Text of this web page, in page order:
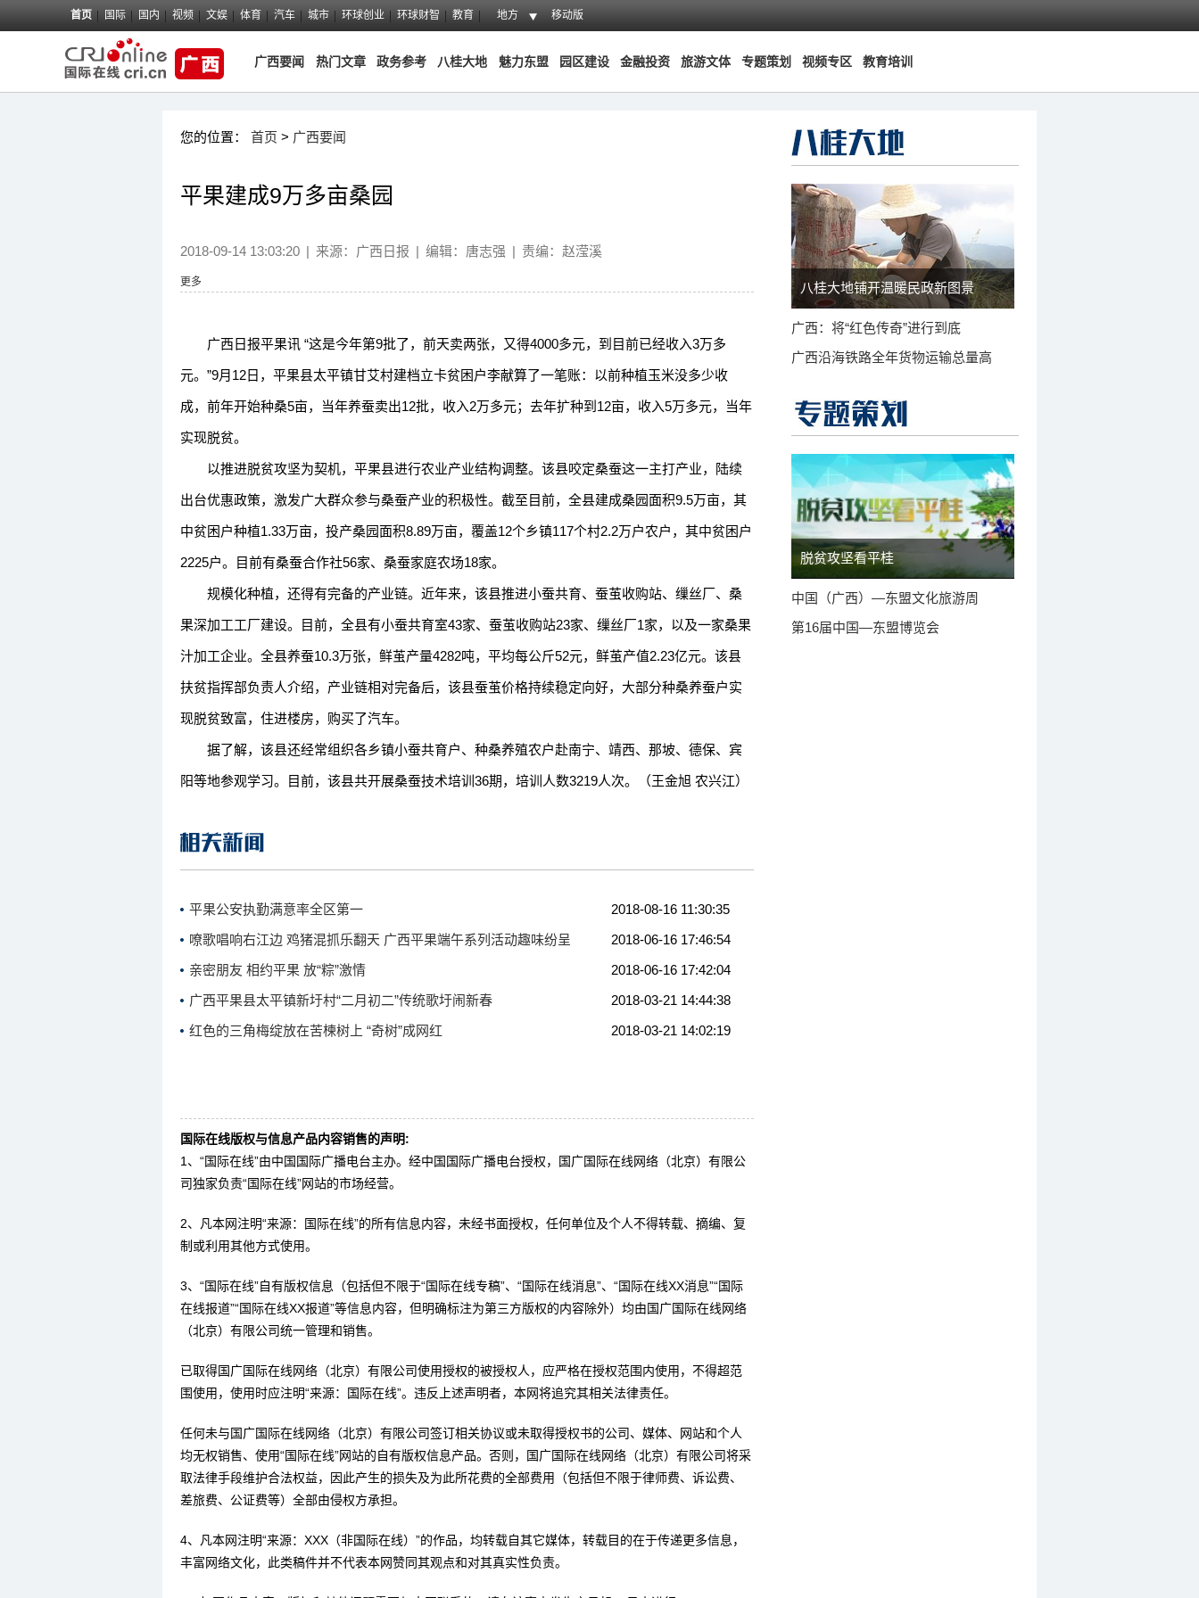
首页 国际 国内 视频 文娱 体育 汽车 城市 环球创业 环球财智 教育 地方 移动版
广西要闻 热门文章 政务参考 八桂大地 魅力东盟 园区建设 金融投资 旅游文体 专题策划 视频专区 教育培训
您的位置： 首页 > 广西要闻
平果建成9万多亩桑园
2018-09-14 13:03:20 | 来源： 广西日报 | 编辑：唐志强 | 责编：赵滢溪
更多
广西日报平果讯 “这是今年第9批了，前天卖两张，又得4000多元，到目前已经收入3万多
元。”9月12日，平果县太平镇甘艾村建档立卡贫困户李献算了一笔账：以前种植玉米没多少收
成，前年开始种桑5亩，当年养蚕卖出12批，收入2万多元；去年扩种到12亩，收入5万多元，当年
实现脱贫。
以推进脱贫攻坚为契机，平果县进行农业产业结构调整。该县咬定桑蚕这一主打产业，陆续
出台优惠政策，激发广大群众参与桑蚕产业的积极性。截至目前，全县建成桑园面积9.5万亩，其
中贫困户种植1.33万亩，投产桑园面积8.89万亩，覆盖12个乡镇117个村2.2万户农户，其中贫困户
2225户。目前有桑蚕合作社56家、桑蚕家庭农场18家。
规模化种植，还得有完备的产业链。近年来，该县推进小蚕共育、蚕茧收购站、缫丝厂、桑
果深加工工厂建设。目前，全县有小蚕共育室43家、蚕茧收购站23家、缫丝厂1家，以及一家桑果
汁加工企业。全县养蚕10.3万张，鲜茧产量4282吨，平均每公斤52元，鲜茧产值2.23亿元。该县
扶贫指挥部负责人介绍，产业链相对完备后，该县蚕茧价格持续稳定向好，大部分种桑养蚕户实
现脱贫致富，住进楼房，购买了汽车。
据了解，该县还经常组织各乡镇小蚕共育户、种桑养殖农户赴南宁、靖西、那坡、德保、宾
阳等地参观学习。目前，该县共开展桑蚕技术培训36期，培训人数3219人次。（王金旭 农兴江）
2018-08-16 11:30:35
平果公安执勤满意率全区第一
2018-06-16 17:46:54
嘹歌唱响右江边 鸡猪混抓乐翻天 广西平果端午系列活动趣味纷呈
2018-06-16 17:42:04
亲密朋友 相约平果 放“粽”激情
2018-03-21 14:44:38
广西平果县太平镇新圩村“二月初二”传统歌圩闹新春
2018-03-21 14:02:19
红色的三角梅绽放在苦楝树上 “奇树”成网红
国际在线版权与信息产品内容销售的声明:
1、“国际在线”由中国国际广播电台主办。经中国国际广播电台授权，国广国际在线网络（北京）有限公
司独家负责“国际在线”网站的市场经营。
2、凡本网注明“来源：国际在线”的所有信息内容，未经书面授权，任何单位及个人不得转载、摘编、复
制或利用其他方式使用。
3、“国际在线”自有版权信息（包括但不限于“国际在线专稿”、“国际在线消息”、“国际在线XX消息”“国际
在线报道”“国际在线XX报道”等信息内容，但明确标注为第三方版权的内容除外）均由国广国际在线网络
（北京）有限公司统一管理和销售。
已取得国广国际在线网络（北京）有限公司使用授权的被授权人，应严格在授权范围内使用，不得超范
围使用，使用时应注明“来源：国际在线”。违反上述声明者，本网将追究其相关法律责任。
任何未与国广国际在线网络（北京）有限公司签订相关协议或未取得授权书的公司、媒体、网站和个人
均无权销售、使用“国际在线”网站的自有版权信息产品。否则，国广国际在线网络（北京）有限公司将采
取法律手段维护合法权益，因此产生的损失及为此所花费的全部费用（包括但不限于律师费、诉讼费、
差旅费、公证费等）全部由侵权方承担。
4、凡本网注明“来源：XXX（非国际在线）”的作品，均转载自其它媒体，转载目的在于传递更多信息，
丰富网络文化，此类稿件并不代表本网赞同其观点和对其真实性负责。
八桂大地铺开温暖民政新图景
广西：将“红色传奇”进行到底
广西沿海铁路全年货物运输总量高
脱贫攻坚看平桂
中国（广西）—东盟文化旅游周
第16届中国—东盟博览会